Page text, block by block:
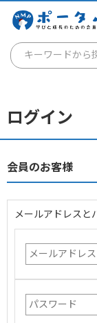
キーワードから
通信講座
講座を探す
個人のお客様
法人のお客様
ログイン
会員のお客様
メールアドレスと